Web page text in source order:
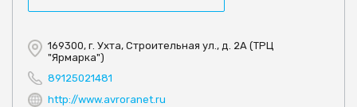
169300, г. Ухта, Строительная ул., д. 2А (ТРЦ
"Ярмарка")
89125021481
http://www.avroranet.ru